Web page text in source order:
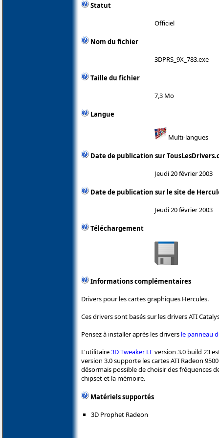
Statut
Officiel
Nom du fichier
3DPRS_9X_783.exe
Taille du fichier
7,3 Mo
Langue
Multi-langues
Date de publication sur
Jeudi 20 février 2003
Date de publication sur le site de
Jeudi 20 février 2003
Téléchargement
Informations complémentaires
Drivers pour les cartes graphiques Hercules.
Ces drivers sont basés sur les drivers ATI
Pensez à installer après les drivers le panneau
L'utilitaire3D Tweaker LEversion 3.0 build 23
version 3.0 supporte les cartes ATI Radeon
désormais possible de choisir des fréquences
chipset et la mémoire.
Matériels supportés
3D Prophet Radeon